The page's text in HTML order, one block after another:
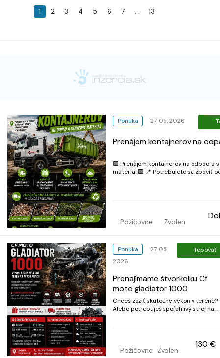
1 2 3 4 5 6 7 13
Ponuka 27. 05. 2026
Prenájom kontajnerov na
🟩 Prenájom kontajnerov na odpad a
materiál 🟩 📍 Potrebujete sa zbaviť
Požičovne Zvolen
Ponuka
27. 05.
2026
Topovať
Prenajímame štvorkolku Cf
moto gladiator 1000
Chceš zažiť skutočný výkon v teréne?
Alebo potrebuješ spoľahlivý stroj na
dobrodružstvo ✅ firemné akcie...
Požičovne Zvolen
130 €